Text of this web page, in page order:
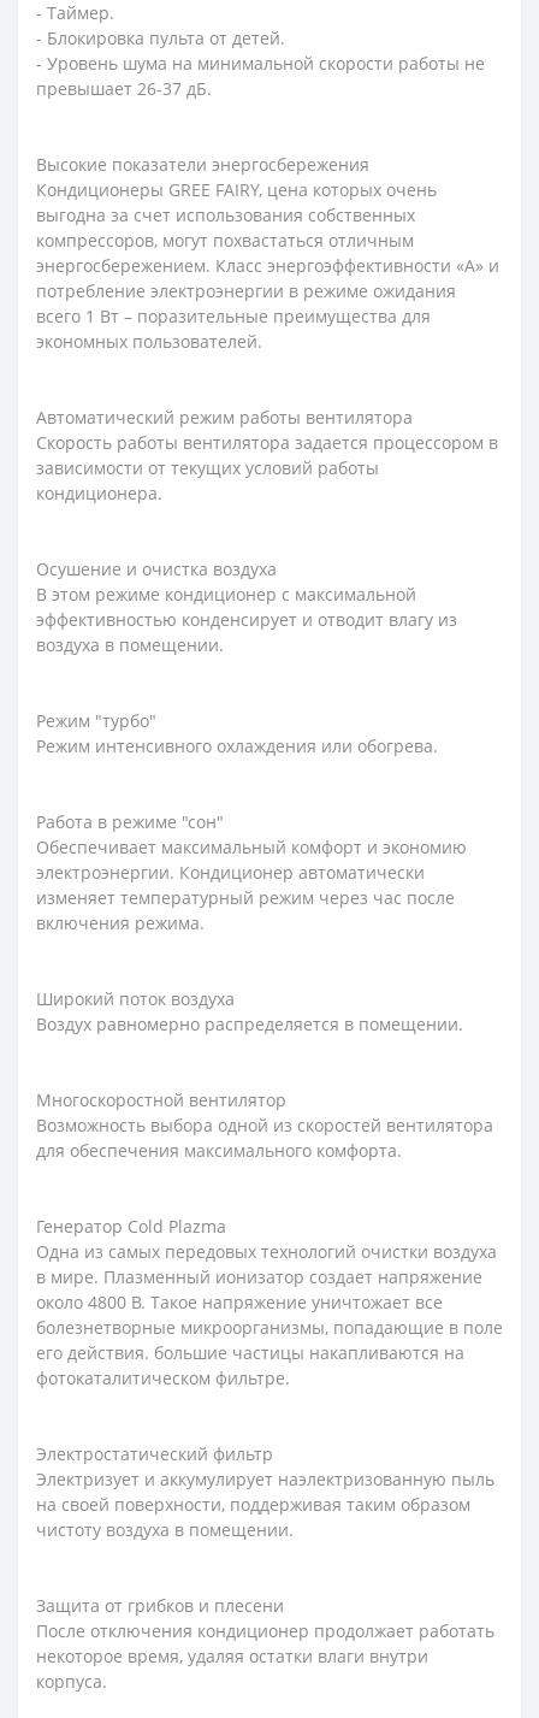
- Таймер.
- Блокировка пульта от детей.
- Уровень шума на минимальной скорости работы не
превышает 26-37 дБ.
Высокие показатели энергосбережения
Кондиционеры GREE FAIRY, цена которых очень
выгодна за счет использования собственных
компрессоров, могут похвастаться отличным
энергосбережением. Класс энергоэффективности «А» и
потребление электроэнергии в режиме ожидания
всего 1 Вт – поразительные преимущества для
экономных пользователей.
Автоматический режим работы вентилятора
Скорость работы вентилятора задается процессором в
зависимости от текущих условий работы
кондиционера.
Осушение и очистка воздуха
В этом режиме кондиционер с максимальной
эффективностью конденсирует и отводит влагу из
воздуха в помещении.
Режим "турбо"
Режим интенсивного охлаждения или обогрева.
Работа в режиме "сон"
Обеспечивает максимальный комфорт и экономию
электроэнергии. Кондиционер автоматически
изменяет температурный режим через час после
включения режима.
Широкий поток воздуха
Воздух равномерно распределяется в помещении.
Многоскоростной вентилятор
Возможность выбора одной из скоростей вентилятора
для обеспечения максимального комфорта.
Генератор Cold Plazma
Одна из самых передовых технологий очистки воздуха
в мире. Плазменный ионизатор создает напряжение
около 4800 В. Такое напряжение уничтожает все
болезнетворные микроорганизмы, попадающие в поле
его действия. большие частицы накапливаются на
фотокаталитическом фильтре.
Электростатический фильтр
Электризует и аккумулирует наэлектризованную пыль
на своей поверхности, поддерживая таким образом
чистоту воздуха в помещении.
Защита от грибков и плесени
После отключения кондиционер продолжает работать
некоторое время, удаляя остатки влаги внутри
корпуса.